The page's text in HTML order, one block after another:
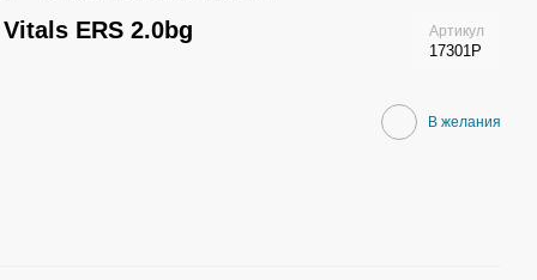
ERS 2.0bg Артикул
17301P
В желания